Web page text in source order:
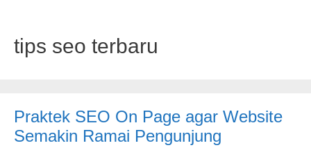
tips seo terbaru
Praktek SEO On Page agar Website
Semakin Ramai Pengunjung